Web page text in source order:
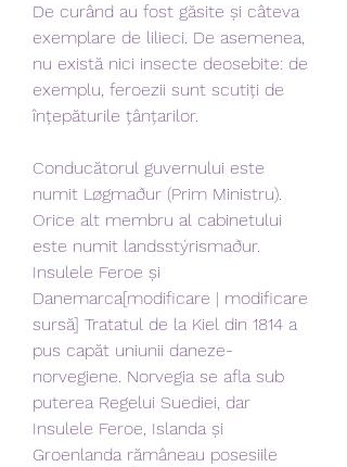
De curând au fost găsite și câteva
exemplare de lilieci. De asemenea,
nu există nici insecte deosebite: de
exemplu, feroezii sunt scutiți de
înțepăturile țânțarilor.
Conducătorul guvernului este
numit Løgmaður (Prim Ministru).
Orice alt membru al cabinetului
este numit landsstýrismaður.
Insulele Feroe și
Danemarca[modificare | modificare
sursă] Tratatul de la Kiel din 1814 a
pus capăt uniunii daneze-
norvegiene. Norvegia se afla sub
puterea Regelui Suediei, dar
Insulele Feroe, Islanda și
Groenlanda rămâneau posesiile